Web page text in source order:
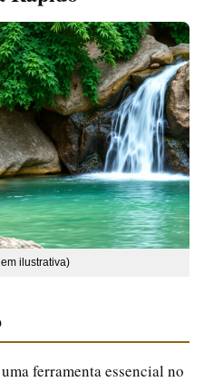
ilustrativa)
ferramenta essencial no